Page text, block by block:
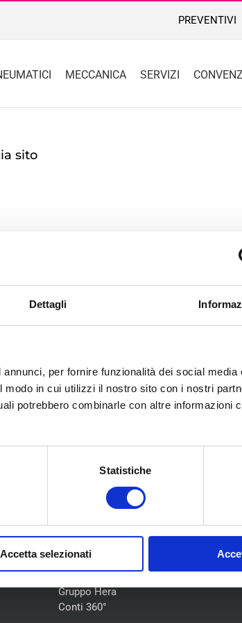
Dettagli
per fornire funzionalità dei social media
in cui utilizzi il nostro sito con i nostri
potrebbero combinarle con altre informazioni
Statistiche
Accetta selezionati
PREVENTIVI
MECCANICA SERVIZI
sito
Gruppo Hera
Conti 360°